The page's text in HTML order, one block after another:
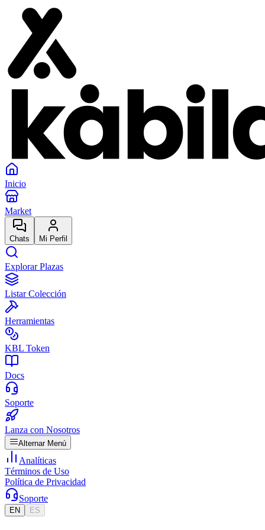
Inicio
Market
Chats Mi Perfil
Explorar Plazas
Listar Colección
Herramientas
KBL Token
Docs
Soporte
Lanza con Nosotros
Alternar Menú
Analíticas
Términos de Uso
Política de Privacidad
Soporte
EN ES